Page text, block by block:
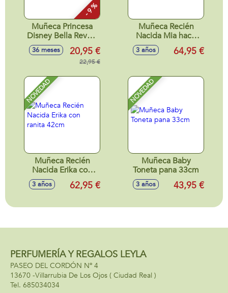
- 9 %
Muñeca Princesa
Disney Bella Reveal
Con Accesorios
Sorpresa.32x18x6
36 meses 20,95 €
22,95 €
Muñeca Recién
Nacida Mia hace
Pipí con cambiador
42cm
3 años 64,95 €
NOVEDAD
Muñeca Recién
Nacida Erika con
ranita 42cm
3 años 62,95 €
NOVEDAD
Muñeca Baby
Toneta pana 33cm
3 años 43,95 €
PERFUMERÍA Y REGALOS LEYLA
PASEO DEL CORDÓN Nº 4
13670 -Villarrubia De Los Ojos ( Ciudad Real )
685034034